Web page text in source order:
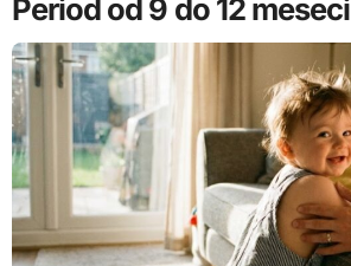
Period od 9 do 12 meseci